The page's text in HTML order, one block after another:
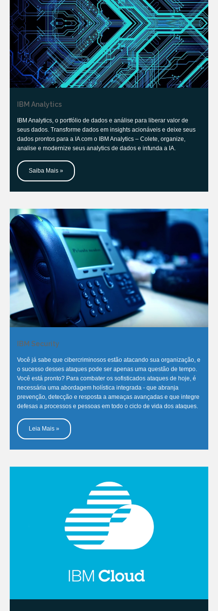
IBM Analytics
IBM Analytics, o portfólio de dados e análise para liberar valor de
seus dados. Transforme dados em insights acionáveis e deixe seus
dados prontos para a IA com o IBM Analytics – Colete, organize,
analise e modernize seus analytics de dados e infunda a IA.
Saiba Mais »
IBM Security
Você já sabe que cibercriminosos estão atacando sua organização, e
o sucesso desses ataques pode ser apenas uma questão de tempo.
Você está pronto? Para combater os sofisticados ataques de hoje, é
necessária uma abordagem holística integrada - que abranja
prevenção, detecção e resposta a ameaças avançadas e que integre
defesas a processos e pessoas em todo o ciclo de vida dos ataques.
Leia Mais »